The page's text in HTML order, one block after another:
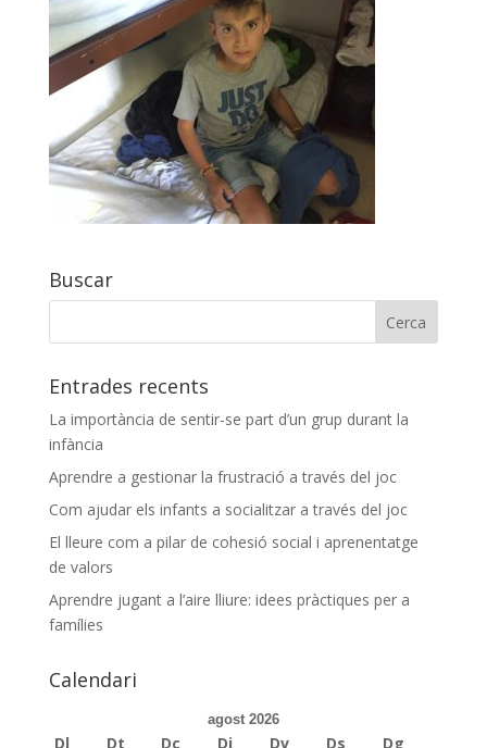
Buscar
Entrades recents
La importància de sentir-se part d’un grup durant la
infància
Aprendre a gestionar la frustració a través del joc
Com ajudar els infants a socialitzar a través del joc
El lleure com a pilar de cohesió social i aprenentatge
de valors
Aprendre jugant a l’aire lliure: idees pràctiques per a
famílies
Calendari
agost 2026
Dl Dt Dc Dj Dv Ds
Dg